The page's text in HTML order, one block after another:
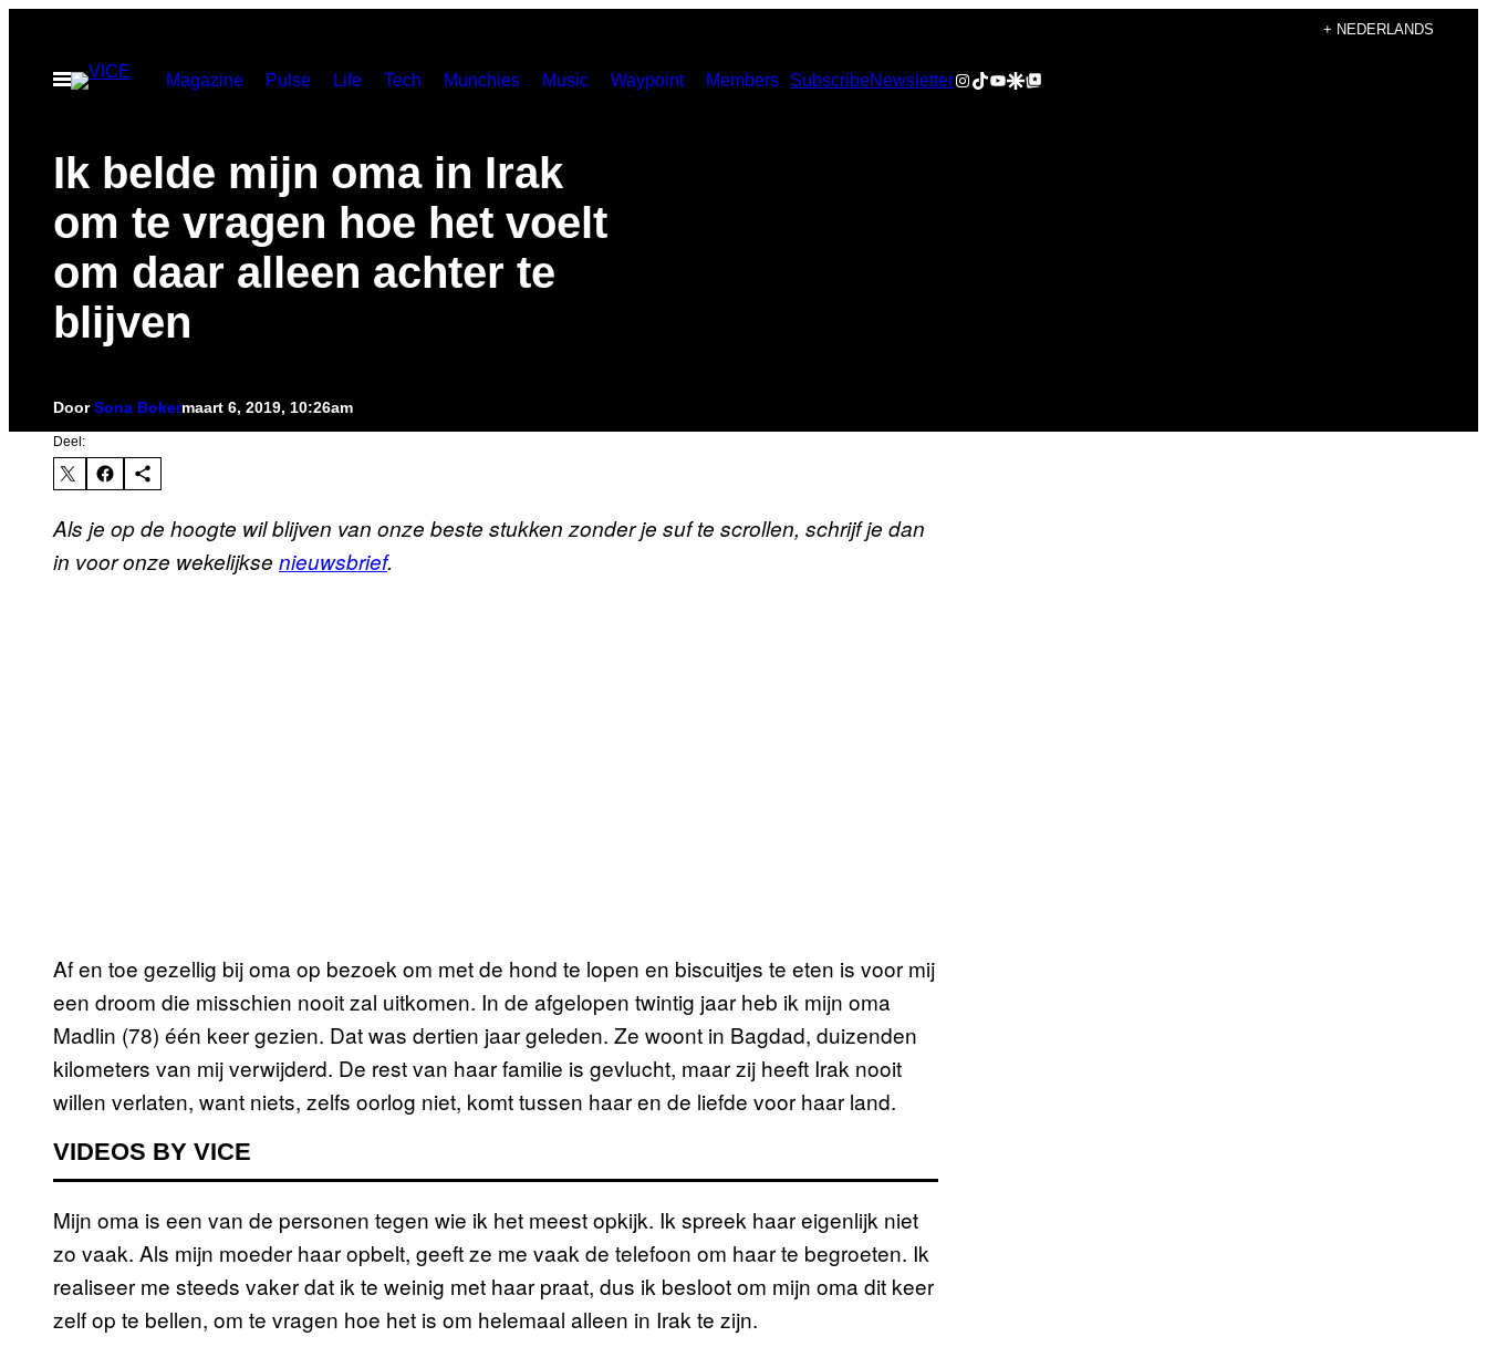
+ NEDERLANDS
Open
menu
Magazine Pulse Life Tech Munchies Music Waypoint Members SubscribeNewsletterInstagram
TikTok
YouTube
Google Discover
Google Top Posts
Ik belde mijn oma in Irak
om te vragen hoe het voelt
om daar alleen achter te
blijven
DoorSona Bokermaart 6, 2019, 10:26am
Deel:
Als je op de hoogte wil blijven van onze beste stukken zonder je suf te scrollen, schrijf je dan
in voor onze wekelijkse nieuwsbrief.
Af en toe gezellig bij oma op bezoek om met de hond te lopen en biscuitjes te eten is voor mij
een droom die misschien nooit zal uitkomen. In de afgelopen twintig jaar heb ik mijn oma
Madlin (78) één keer gezien. Dat was dertien jaar geleden. Ze woont in Bagdad, duizenden
kilometers van mij verwijderd. De rest van haar familie is gevlucht, maar zij heeft Irak nooit
willen verlaten, want niets, zelfs oorlog niet, komt tussen haar en de liefde voor haar land.
VIDEOS BY VICE
Mijn oma is een van de personen tegen wie ik het meest opkijk. Ik spreek haar eigenlijk niet
zo vaak. Als mijn moeder haar opbelt, geeft ze me vaak de telefoon om haar te begroeten. Ik
realiseer me steeds vaker dat ik te weinig met haar praat, dus ik besloot om mijn oma dit keer
zelf op te bellen, om te vragen hoe het is om helemaal alleen in Irak te zijn.